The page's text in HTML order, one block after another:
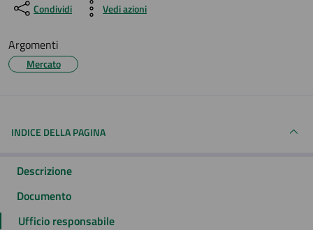
Condividi Vedi azioni
Argomenti
Mercato
INDICE DELLA PAGINA
Descrizione
Documento
Ufficio responsabile